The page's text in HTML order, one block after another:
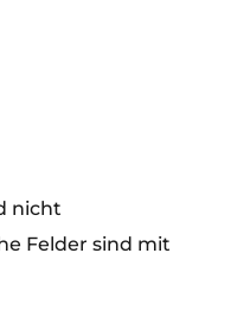
nicht
Felder sind mit